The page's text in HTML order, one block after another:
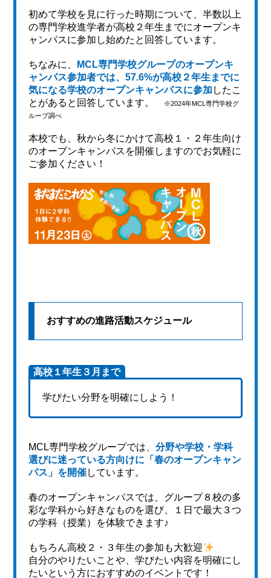
初めて学校を見に行った時期について、半数以上
の専門学校進学者が高校２年生までにオープンキ
ャンパスに参加し始めたと回答しています。
ちなみに、
MCL専門学校グループのオープンキ
ャンパス参加者では、57.6%が高校２年生までに
気になる学校のオープンキャンパスに参加 したこ
とがあると回答しています。
※2024年MCL専門学校グ
ループ調べ
本校でも、秋から冬にかけて高校１・２年生向け
のオープンキャンパスを開催しますのでお気軽に
ご参加ください！
おすすめの進路活動スケジュール
高校１年生３月まで
学びたい分野を明確にしよう！
MCL専門学校グループでは、分野や学校・学科
選びに迷っている方向けに「春のオープンキャン
パス」を開催しています。
春のオープンキャンパスでは、グループ８校の多
彩な学科から好きなものを選び、１日で最大３つ
の学科（授業）を体験できます♪
もちろん高校２・３年生の参加も大歓迎
自分のやりたいことや、学びたい内容を明確にし
たいという方におすすめのイベントです！